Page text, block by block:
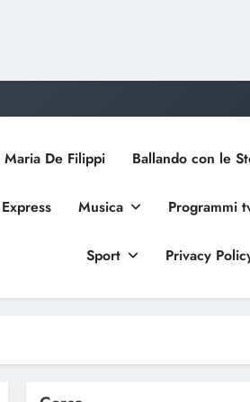
De Filippi Ballando con le
Musica Programmi
Sport Privacy